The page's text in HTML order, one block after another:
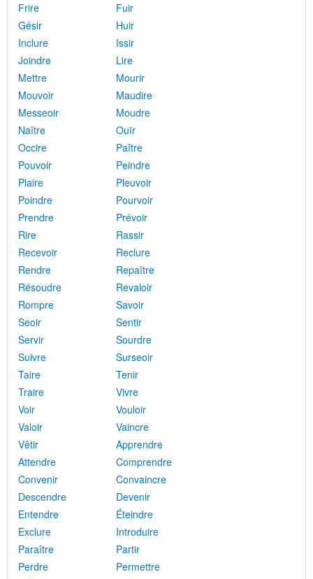
Frire
Fuir
Gésir
Huir
Inclure
Issir
Joindre
Lire
Mettre
Mourir
Mouvoir
Maudire
Messeoir
Moudre
Naître
Ouïr
Occire
Paître
Pouvoir
Peindre
Plaire
Pleuvoir
Poindre
Pourvoir
Prendre
Prévoir
Rire
Rassir
Recevoir
Reclure
Rendre
Repaître
Résoudre
Revaloir
Rompre
Savoir
Seoir
Sentir
Servir
Sourdre
Suivre
Surseoir
Taire
Tenir
Traire
Vivre
Voir
Vouloir
Valoir
Vaincre
Vêtir
Apprendre
Attendre
Comprendre
Convenir
Convaincre
Descendre
Devenir
Entendre
Éteindre
Exclure
Introduire
Paraître
Partir
Perdre
Permettre